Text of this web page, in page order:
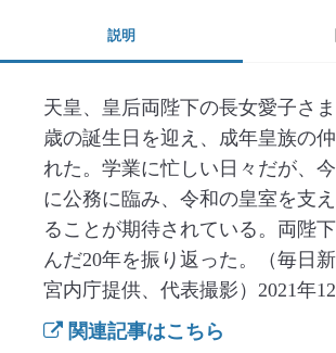
説明
天皇、皇后両陛下の長女愛子さ
歳の誕生日を迎え、成年皇族の
れた。学業に忙しい日々だが、
に公務に臨み、令和の皇室を支
ることが期待されている。両陛
んだ20年を振り返った。（毎日新
宮内庁提供、代表撮影）2021年
関連記事はこちら